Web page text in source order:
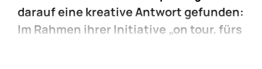
darauf eine kreative Antwort gefunden:
Im Rahmen ihrer Initiative „on tour. fürs